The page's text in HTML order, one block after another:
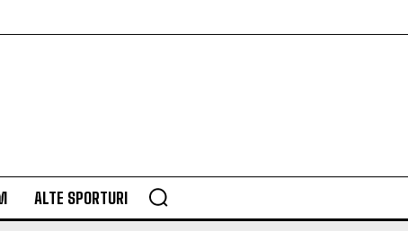
ALTE SPORTURI